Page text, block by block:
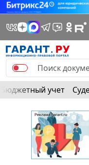
Бюджетный учет